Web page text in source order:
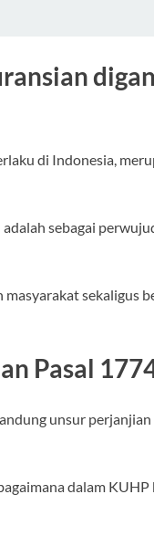
di Indonesia,
sebagai
sekaligus
Pasal
unsur
dalam KUHP